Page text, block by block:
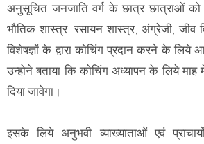
अनुसूचित जनजाति वर्ग के छात्र छात्राओं को
भौतिक शास्त्र, रसायन शास्त्र, अंग्रेजी, जीव
विशेषज्ञों के द्वारा कोचिंग प्रदान करने के
उन्होने बताया कि कोचिंग अध्यापन के लिये माह
दिया जावेगा।
इसके लिये अनुभवी व्याख्याताओं एवं